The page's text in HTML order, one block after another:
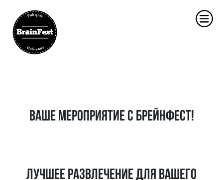
ВАШЕ МЕРОПРИЯТИЕ С БРЕЙНФЕСТ!
Лучшее развлечение для вашего